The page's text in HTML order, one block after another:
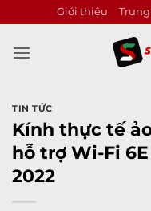
qua
nội
Giới thiệu
TIN TỨC
Kính thực tế
hỗ trợ Wi-Fi
2022